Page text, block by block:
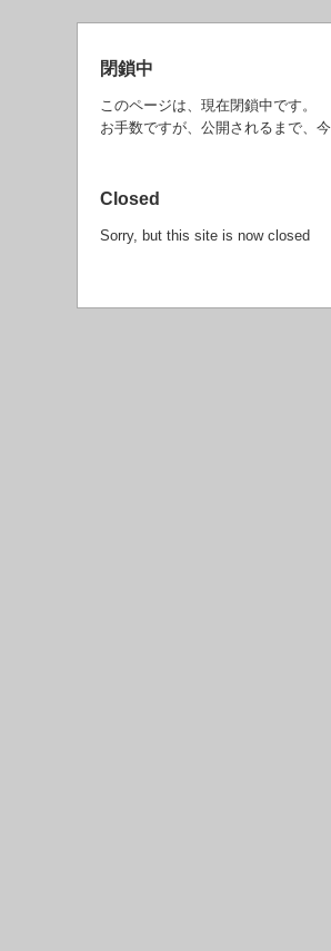
閉鎖中
このページは、現在閉鎖中です。
お手数ですが、公開されるまで、
Closed
Sorry, but this site is now closed